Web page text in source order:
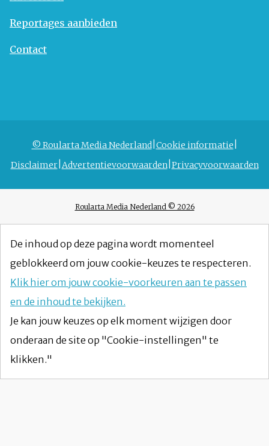
Reportages aanbieden
Contact
© Roularta Media Nederland Cookie informatie
Disclaimer Advertentievoorwaarden Privacyvoorwaarden
Roularta Media Nederland © 2026
De inhoud op deze pagina wordt momenteel
geblokkeerd om jouw cookie-keuzes te respecteren.
Klik hier om jouw cookie-voorkeuren aan te passen
en de inhoud te bekijken.
Je kan jouw keuzes op elk moment wijzigen door
onderaan de site op "Cookie-instellingen" te
klikken."